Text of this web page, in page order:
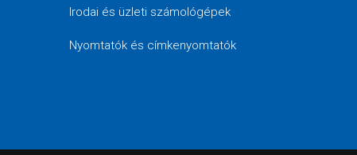
Irodai és üzleti számológépek
Nyomtatók és címkenyomtatók